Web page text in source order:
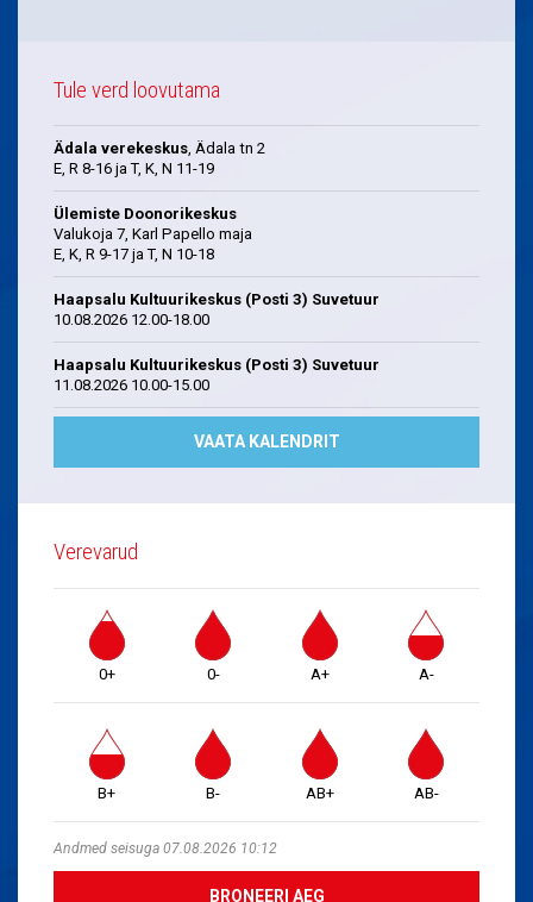
Tule verd loovutama
Ädala verekeskus, Ädala tn 2
E, R 8-16 ja T, K, N 11-19
Ülemiste Doonorikeskus
Valukoja 7, Karl Papello maja
E, K, R 9-17 ja T, N 10-18
Haapsalu Kultuurikeskus (Posti 3) Suvetuur
10.08.2026 12.00-18.00
Haapsalu Kultuurikeskus (Posti 3) Suvetuur
11.08.2026 10.00-15.00
VAATA KALENDRIT
Verevarud
0+ 0- A+ A-
B+ B- AB+ AB-
Andmed seisuga 07.08.2026 10:12
BRONEERI AEG